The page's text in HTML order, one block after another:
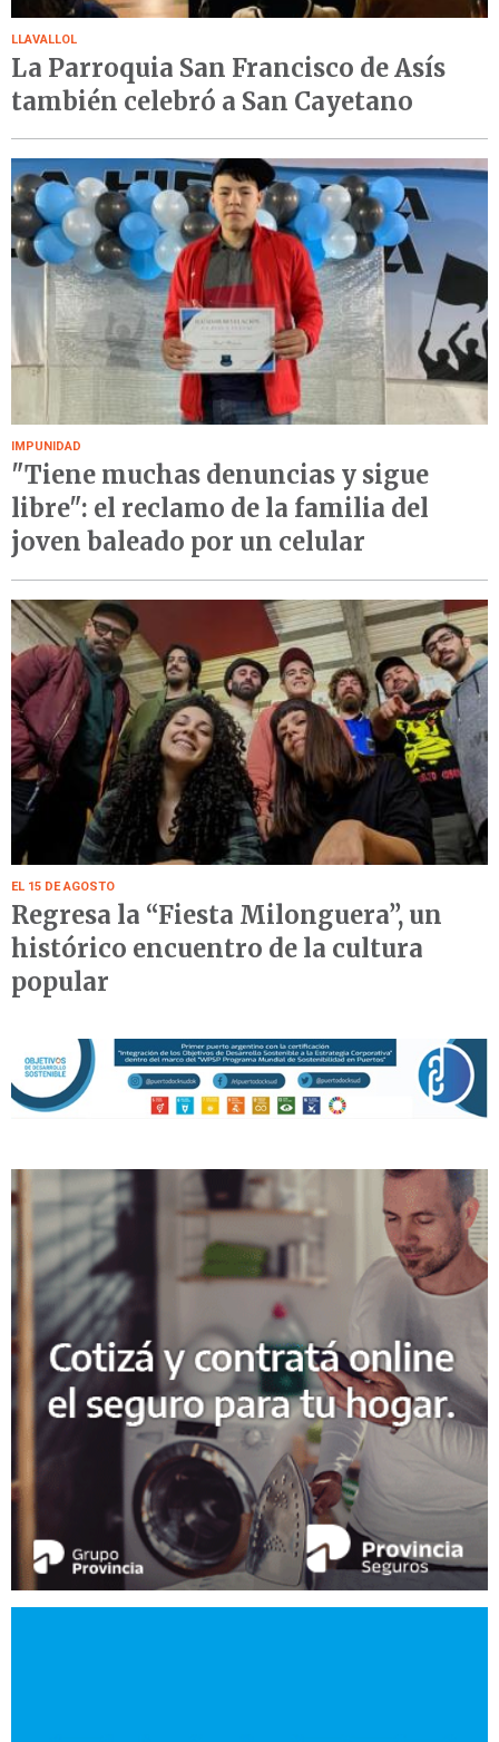
LLAVALLOL
La Parroquia San Francisco de Asís
también celebró a San Cayetano
IMPUNIDAD
"Tiene muchas denuncias y sigue
libre": el reclamo de la familia del
joven baleado por un celular
EL 15 DE AGOSTO
Regresa la “Fiesta Milonguera”, un
histórico encuentro de la cultura
popular